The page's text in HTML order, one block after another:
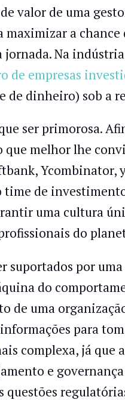
valor de uma
a chance
Na indústria
de empresas
de dinheiro) sob a
ser primorosa.
melhor lhe
Ycombinator,
time de
uma cultura
do
suportados por uma
do
de uma
para
complexa, já que
e
questões